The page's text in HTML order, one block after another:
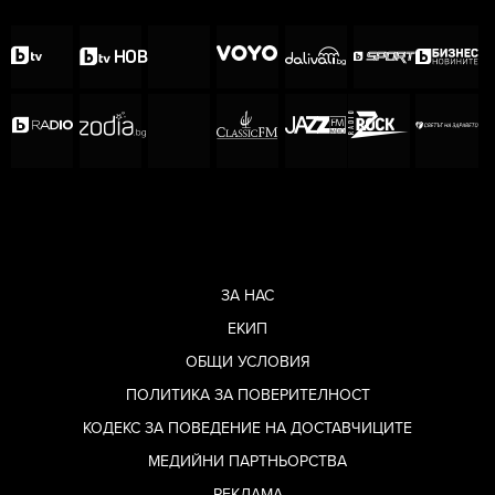
астроложката специално пред
ЗА НАС
ЕКИП
ОБЩИ УСЛОВИЯ
ПОЛИТИКА ЗА ПОВЕРИТЕЛНОСТ
КОДЕКС ЗА ПОВЕДЕНИЕ НА ДОСТАВЧИЦИТЕ
МЕДИЙНИ ПАРТНЬОРСТВА